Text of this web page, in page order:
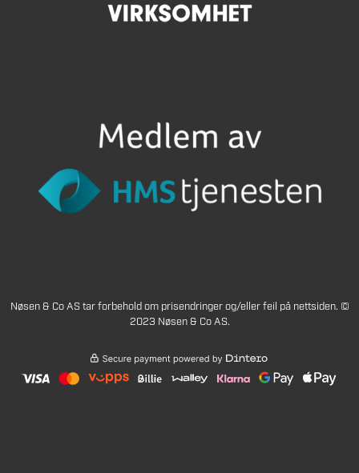
Nøsen & Co AS tar forbehold om prisendringer og/eller feil på nettsiden. ©
2023 Nøsen & Co AS.